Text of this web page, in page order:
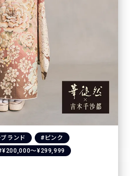
ランド
#ピンク
〜¥299,999